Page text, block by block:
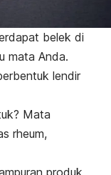
belek di
mata Anda.
lendir
Mata
rheum,
produk